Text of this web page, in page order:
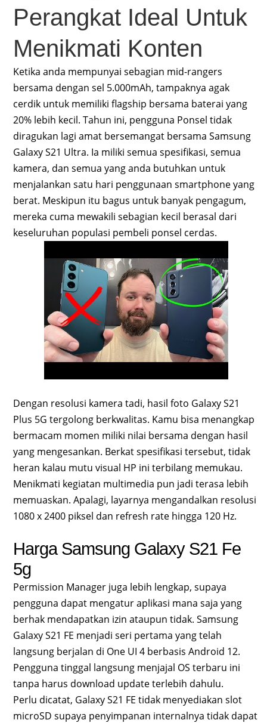
Perangkat Ideal Untuk
Menikmati Konten
Ketika anda mempunyai sebagian mid-rangers
bersama dengan sel 5.000mAh, tampaknya agak
cerdik untuk memiliki flagship bersama baterai yang
20% ​​lebih kecil. Tahun ini, pengguna Ponsel tidak
diragukan lagi amat bersemangat bersama Samsung
Galaxy S21 Ultra. Ia miliki semua spesifikasi, semua
kamera, dan semua yang anda butuhkan untuk
menjalankan satu hari penggunaan smartphone yang
berat. Meskipun itu bagus untuk banyak pengagum,
mereka cuma mewakili sebagian kecil berasal dari
keseluruhan populasi pembeli ponsel cerdas.
Dengan resolusi kamera tadi, hasil foto Galaxy S21
Plus 5G tergolong berkwalitas. Kamu bisa menangkap
bermacam momen miliki nilai bersama dengan hasil
yang mengesankan. Berkat spesifikasi tersebut, tidak
heran kalau mutu visual HP ini terbilang memukau.
Menikmati kegiatan multimedia pun jadi terasa lebih
memuaskan. Apalagi, layarnya mengandalkan resolusi
1080 x 2400 piksel dan refresh rate hingga 120 Hz.
Harga Samsung Galaxy S21 Fe
5g
Permission Manager juga lebih lengkap, supaya
pengguna dapat mengatur aplikasi mana saja yang
berhak mendapatkan izin ataupun tidak. Samsung
Galaxy S21 FE menjadi seri pertama yang telah
langsung berjalan di One UI 4 berbasis Android 12.
Pengguna tinggal langsung menjajal OS terbaru ini
tanpa harus download update terlebih dahulu.
Perlu dicatat, Galaxy S21 FE tidak menyediakan slot
microSD supaya penyimpanan internalnya tidak dapat